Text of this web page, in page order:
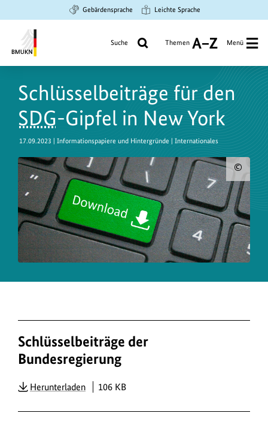
Hauptinhalt
springen
Suche
springen
Hauptnavigation
springen
Gebärdensprache Leichte Sprache
Umwelt,
Naturschutz
Sicherheit
Suche Themen
A
Z
Menü
Schlüsselbeiträge für den
SDG-Gipfel in New York
17.09.2023 | Informationspapiere und Hintergründe | Internationales
zum
Bild
Schlüsselbeiträge der
Bundesregierung
HerunterladenPDF106 KB